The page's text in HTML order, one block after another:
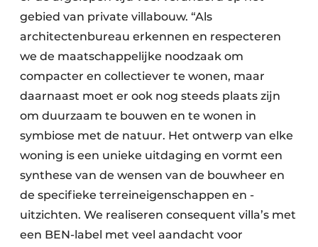
gebied van private villabouw. “Als
architectenbureau erkennen en respecteren
we de maatschappelijke noodzaak om
compacter en collectiever te wonen, maar
daarnaast moet er ook nog steeds plaats zijn
om duurzaam te bouwen en te wonen in
symbiose met de natuur. Het ontwerp van elke
woning is een unieke uitdaging en vormt een
synthese van de wensen van de bouwheer en
de specifieke terreineigenschappen en -
uitzichten. We realiseren consequent villa’s met
een BEN-label met veel aandacht voor